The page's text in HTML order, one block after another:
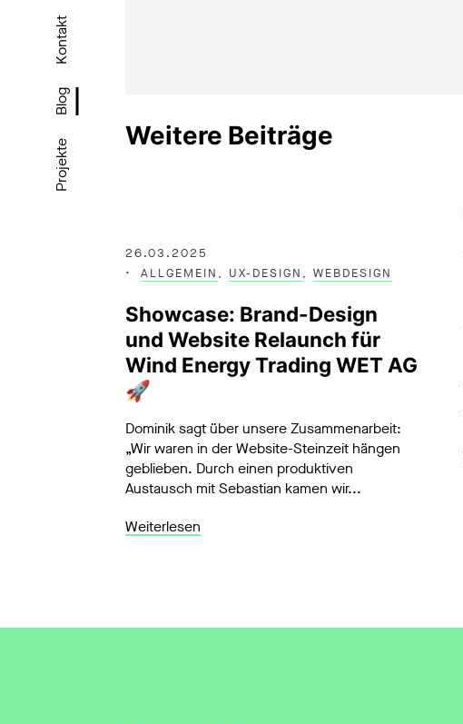
Kontakt
Blog
Projekte
Weitere Beiträge
26.03.2025
ALLGEMEIN , UX-DESIGN , WEBDESIGN
Showcase: Brand-Design
und Website Relaunch für
Wind Energy Trading WET AG
🚀
Dominik sagt über unsere Zusammenarbeit:
„Wir waren in der Website-Steinzeit hängen
geblieben. Durch einen produktiven
Austausch mit Sebastian kamen wir...
Weiterlesen